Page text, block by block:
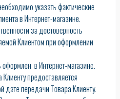
указать фактические
в Интернет-магазине.
за достоверность
Клиентом при оформлении
в Интернет-магазине.
предоставляется
передачи Товара Клиенту.